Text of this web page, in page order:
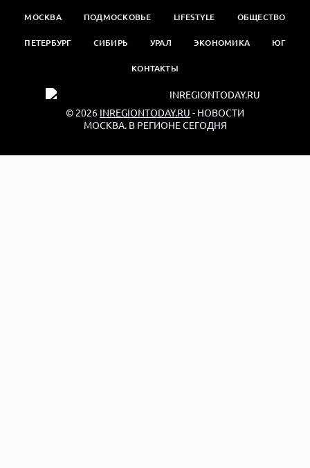
МОСКВА ПОДМОСКОВЬЕ LIFESTYLE ОБЩЕСТВО
ПЕТЕРБУРГ СИБИРЬ УРАЛ ЭКОНОМИКА ЮГ
КОНТАКТЫ
© 2026 INREGIONTODAY.RU - НОВОСТИ
МОСКВА. В РЕГИОНЕ СЕГОДНЯ